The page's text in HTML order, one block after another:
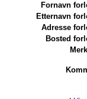
Fornavn
Etternavn
Adresse
Bosted